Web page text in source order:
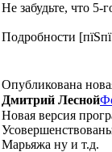
Не забудьте, что 5-
Подробности
Опубликована
Дмитрий Лесной
Новая версия
Марьяжа ну и т.д.